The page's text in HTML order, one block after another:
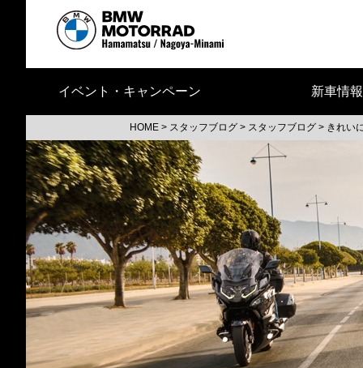
イベント・キャンペーン 新車情報
HOME > スタッフブログ > スタッフブログ > きれい